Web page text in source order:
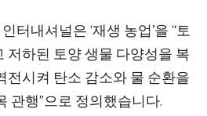
터내셔널은 ‘재생 농업’을 “토
저하된 토양 생물 다양성을 복
전시켜 탄소 감소와 물 순환을
관행”으로 정의했습니다.